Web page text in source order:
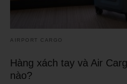
AIRPORT CARGO
Hàng xách tay và Air
nào?